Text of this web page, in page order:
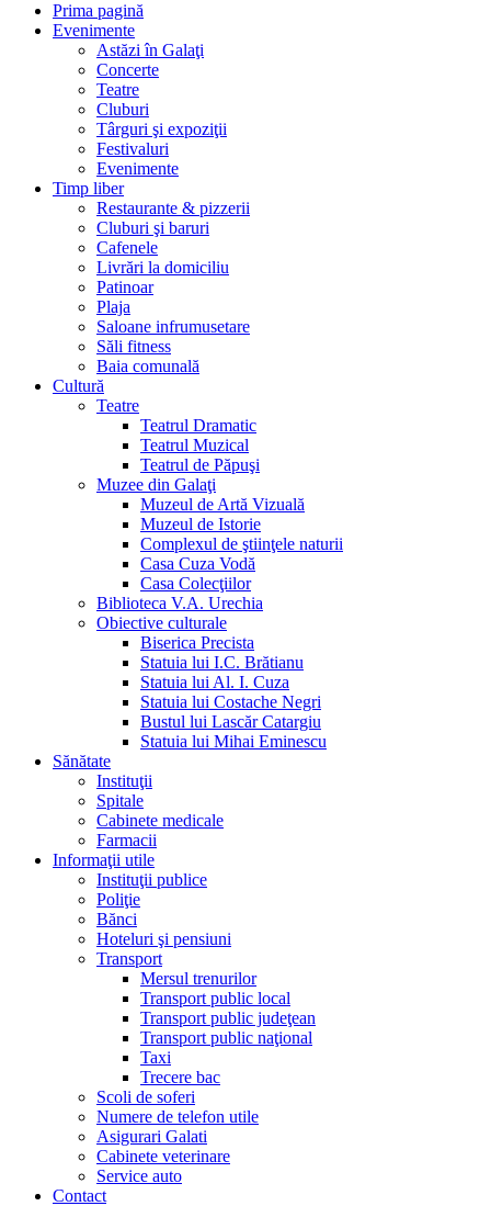
Prima pagină
Evenimente
Astăzi în Galaţi
Concerte
Teatre
Cluburi
Târguri şi expoziţii
Festivaluri
Evenimente
Timp liber
Restaurante & pizzerii
Cluburi şi baruri
Cafenele
Livrări la domiciliu
Patinoar
Plaja
Saloane infrumusetare
Săli fitness
Baia comunală
Cultură
Teatre
Teatrul Dramatic
Teatrul Muzical
Teatrul de Păpuşi
Muzee din Galaţi
Muzeul de Artă Vizuală
Muzeul de Istorie
Complexul de ştiinţele naturii
Casa Cuza Vodă
Casa Colecţiilor
Biblioteca V.A. Urechia
Obiective culturale
Biserica Precista
Statuia lui I.C. Brătianu
Statuia lui Al. I. Cuza
Statuia lui Costache Negri
Bustul lui Lascăr Catargiu
Statuia lui Mihai Eminescu
Sănătate
Instituţii
Spitale
Cabinete medicale
Farmacii
Informaţii utile
Instituţii publice
Poliţie
Bănci
Hoteluri şi pensiuni
Transport
Mersul trenurilor
Transport public local
Transport public judeţean
Transport public naţional
Taxi
Trecere bac
Scoli de soferi
Numere de telefon utile
Asigurari Galati
Cabinete veterinare
Service auto
Contact